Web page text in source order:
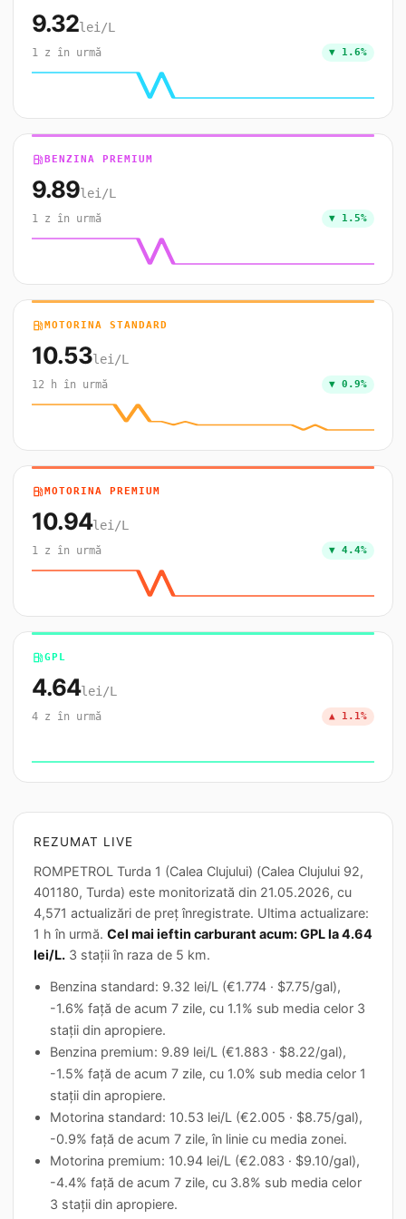
9.32lei/L
1 z în urmă ▼ 1.6%
local_gas_stationBENZINA PREMIUM
9.89lei/L
1 z în urmă ▼ 1.5%
local_gas_stationMOTORINA STANDARD
10.53lei/L
12 h în urmă ▼ 0.9%
local_gas_stationMOTORINA PREMIUM
10.94lei/L
1 z în urmă ▼ 4.4%
local_gas_stationGPL
4.64lei/L
4 z în urmă ▲ 1.1%
REZUMAT LIVE
ROMPETROL Turda 1 (Calea Clujului) (Calea Clujului 92,
401180, Turda) este monitorizată din 21.05.2026, cu
4,571 actualizări de preț înregistrate. Ultima actualizare:
1 h în urmă. Cel mai ieftin carburant acum: GPL la 4.64
lei/L. 3 stații în raza de 5 km.
Benzina standard: 9.32 lei/L (€1.774 · $7.75/gal),
-1.6% față de acum 7 zile, cu 1.1% sub media celor 3
stații din apropiere.
Benzina premium: 9.89 lei/L (€1.883 · $8.22/gal),
-1.5% față de acum 7 zile, cu 1.0% sub media celor 1
stații din apropiere.
Motorina standard: 10.53 lei/L (€2.005 · $8.75/gal),
-0.9% față de acum 7 zile, în linie cu media zonei.
Motorina premium: 10.94 lei/L (€2.083 · $9.10/gal),
-4.4% față de acum 7 zile, cu 3.8% sub media celor
3 stații din apropiere.